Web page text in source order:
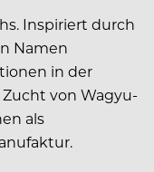
Inspiriert durch
Namen
in der
von Wagyu-
als